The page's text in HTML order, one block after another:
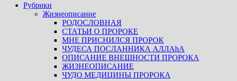
Рубрики
Жизнеописание
РОДОСЛОВНАЯ
СТАТЬИ О ПРОРОКЕ
МНЕ ПРИСНИЛСЯ ПРОРОК
ЧУДЕСА ПОСЛАННИКА АЛЛАhА
ОПИСАНИЕ ВНЕШНОСТИ ПРОРОКА
ЖИЗНЕОПИСАНИЕ
ЧУДО МЕДИЦИНЫ ПРОРОКА